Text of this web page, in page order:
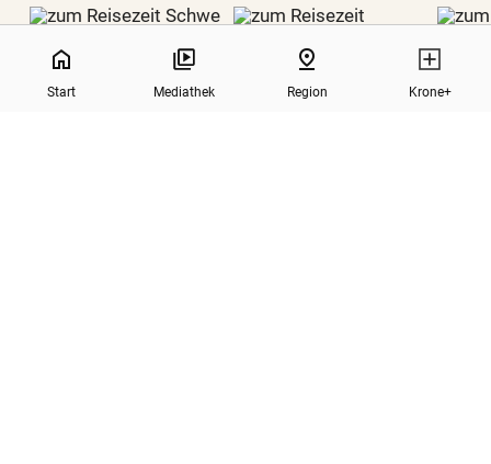
home
Start Mediathek
pin_drop
Region Krone+
NaN%